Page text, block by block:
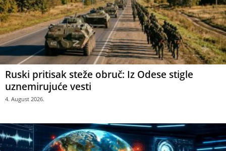
Ruski pritisak steže obruč: Iz Odese stigle
uznemirujuće vesti
4. August 2026.